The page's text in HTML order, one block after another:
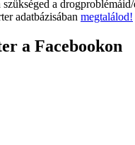
szükséged a
adatbázisában megtalálod!
a Facebookon